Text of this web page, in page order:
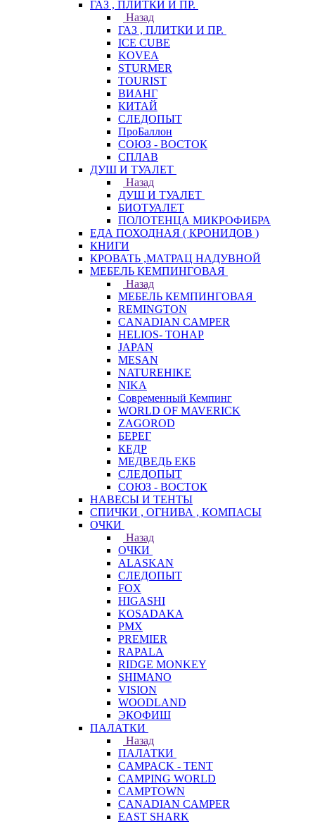
ГАЗ , ПЛИТКИ И ПР.
Назад
ГАЗ , ПЛИТКИ И ПР.
ICE CUBE
KOVEA
STURMER
TOURIST
ВИАНГ
КИТАЙ
СЛЕДОПЫТ
ПроБаллон
СОЮЗ - ВОСТОК
СПЛАВ
ДУШ И ТУАЛЕТ
Назад
ДУШ И ТУАЛЕТ
БИОТУАЛЕТ
ПОЛОТЕНЦА МИКРОФИБРА
ЕДА ПОХОДНАЯ ( КРОНИДОВ )
КНИГИ
КРОВАТЬ ,МАТРАЦ НАДУВНОЙ
МЕБЕЛЬ КЕМПИНГОВАЯ
Назад
МЕБЕЛЬ КЕМПИНГОВАЯ
REMINGTON
CANADIAN CAMPER
HELIOS- ТОНАР
JAPAN
MESAN
NATUREHIKE
NIKA
Современный Кемпинг
WORLD OF MAVERICK
ZAGOROD
БЕРЕГ
КЕДР
МЕДВЕДЬ ЕКБ
СЛЕДОПЫТ
СОЮЗ - ВОСТОК
НАВЕСЫ И ТЕНТЫ
СПИЧКИ , ОГНИВА , КОМПАСЫ
ОЧКИ
Назад
ОЧКИ
ALASKAN
СЛЕДОПЫТ
FOX
HIGASHI
KOSADAKA
PMX
PREMIER
RAPALA
RIDGE MONKEY
SHIMANO
VISION
WOODLAND
ЭКОФИШ
ПАЛАТКИ
Назад
ПАЛАТКИ
CAMPACK - TENT
CAMPING WORLD
CAMPTOWN
CANADIAN CAMPER
EAST SHARK